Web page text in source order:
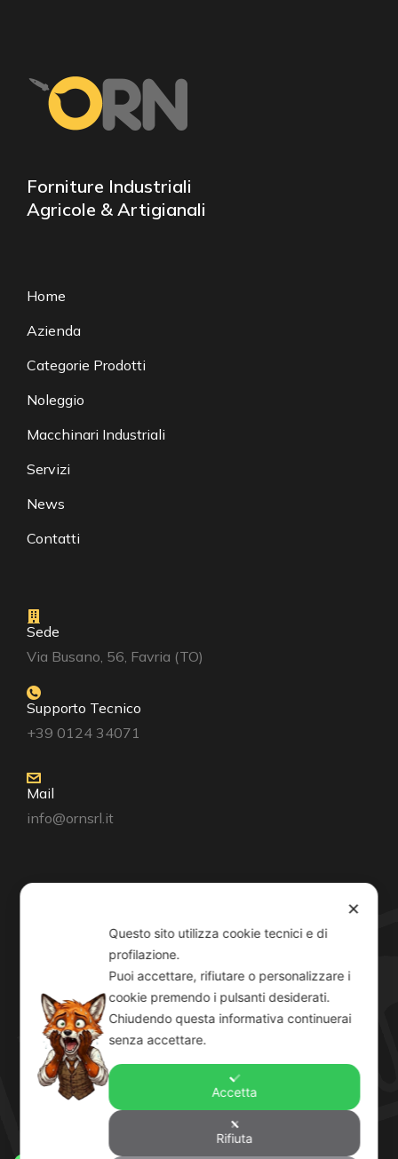
Forniture Industriali
Agricole & Artigianali
Home
Azienda
Categorie Prodotti
Noleggio
Macchinari Industriali
Servizi
News
Contatti
Sede
Via Busano, 56, Favria (TO)
Supporto Tecnico
+39 0124 34071
Mail
info@ornsrl.it
Orari
Lun-Ven: 8-12:30 14-19
Sab: 8-12:30
✕
Questo sito utilizza cookie tecnici e di
profilazione.
Puoi accettare, rifiutare o personalizzare i
cookie premendo i pulsanti desiderati.
Chiudendo questa informativa continuerai
senza accettare.
Accetta
Rifiuta